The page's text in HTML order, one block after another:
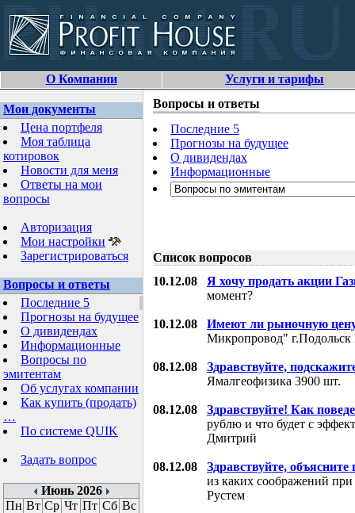
О Компании Услуги и тарифы
Мои документы
Цена портфеля
Моя таблица
котировок
Новости для меня
Ответы на мои
вопросы
Авторизация
Мои настройки
Зарегистрироваться
Вопросы и ответы
Последние 5
Прогнозы на будущее
О дивидендах
Информационные
Вопросы по
эмитентам
Об услугах компании
Как купить (продать)
…
По системе QUIK
Задать вопрос
Июнь 2026
Пн Вт Ср Чт Пт Сб Вс
Вопросы и ответы
Последние 5
Прогнозы на будущее
О дивидендах
Информационные
Список вопросов
10.12.08 Я хочу продать акции
момент?
10.12.08
Имеют ли рыночную
Микропровод"
08.12.08
Здравствуйте,
Ямалгеофизика 3900 шт.
08.12.08
Здравствуйте! Как
рублю и что будет с
Дмитрий
08.12.08
Здравствуйте, объясните
из каких соображений
Рустем